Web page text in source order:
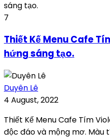
7
Thiết Kế Menu Cafe
hứng sáng tạo.
Duyên Lê
4 August, 2022
Thiết Kế Menu Cafe Tím
độc đáo và mộng mơ. Màu